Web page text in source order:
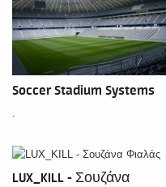
Soccer Stadium Systems
.
LUX_KILL - Σουζάνα